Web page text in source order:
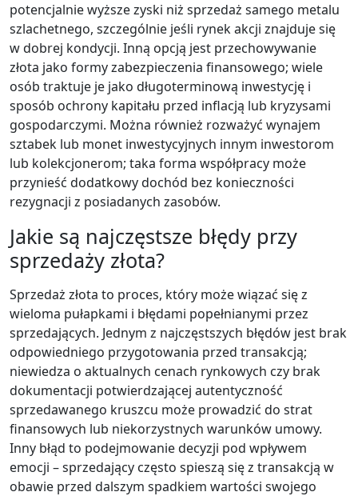
potencjalnie wyższe zyski niż sprzedaż samego metalu
szlachetnego, szczególnie jeśli rynek akcji znajduje się
w dobrej kondycji. Inną opcją jest przechowywanie
złota jako formy zabezpieczenia finansowego; wiele
osób traktuje je jako długoterminową inwestycję i
sposób ochrony kapitału przed inflacją lub kryzysami
gospodarczymi. Można również rozważyć wynajem
sztabek lub monet inwestycyjnych innym inwestorom
lub kolekcjonerom; taka forma współpracy może
przynieść dodatkowy dochód bez konieczności
rezygnacji z posiadanych zasobów.
Jakie są najczęstsze błędy przy
sprzedaży złota?
Sprzedaż złota to proces, który może wiązać się z
wieloma pułapkami i błędami popełnianymi przez
sprzedających. Jednym z najczęstszych błędów jest brak
odpowiedniego przygotowania przed transakcją;
niewiedza o aktualnych cenach rynkowych czy brak
dokumentacji potwierdzającej autentyczność
sprzedawanego kruszcu może prowadzić do strat
finansowych lub niekorzystnych warunków umowy.
Inny błąd to podejmowanie decyzji pod wpływem
emocji – sprzedający często spieszą się z transakcją w
obawie przed dalszym spadkiem wartości swojego